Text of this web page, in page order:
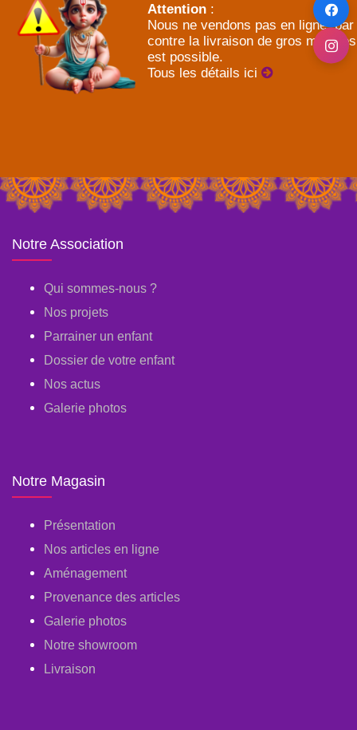
Attention :
Nous ne vendons pas en ligne, par
contre la livraison de gros meubles
est possible.
Tous les détails ici
Notre Association
Qui sommes-nous ?
Nos projets
Parrainer un enfant
Dossier de votre enfant
Nos actus
Galerie photos
Notre Magasin
Présentation
Nos articles en ligne
Aménagement
Provenance des articles
Galerie photos
Notre showroom
Livraison